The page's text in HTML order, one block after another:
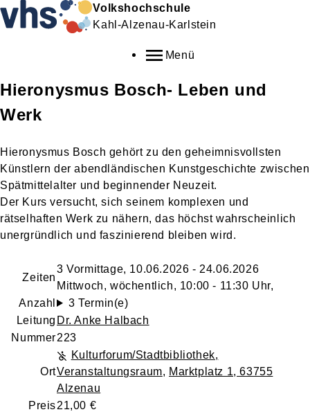
Volkshochschule
Kahl-Alzenau-Karlstein
Menü
Hieronysmus Bosch- Leben und
Werk
Hieronysmus Bosch gehört zu den geheimnisvollsten
Künstlern der abendländischen Kunstgeschichte zwischen
Spätmittelalter und beginnender Neuzeit.
Der Kurs versucht, sich seinem komplexen und
rätselhaften Werk zu nähern, das höchst wahrscheinlich
unergründlich und faszinierend bleiben wird.
Zeiten
3 Vormittage, 10.06.2026 - 24.06.2026
Mittwoch, wöchentlich, 10:00 - 11:30 Uhr,
Anzahl
3 Termin(e)
Leitung Dr. Anke Halbach
Nummer223
Ort
Kulturforum/Stadtbibliothek,
Veranstaltungsraum, Marktplatz 1, 63755
Alzenau
Preis21,00 €